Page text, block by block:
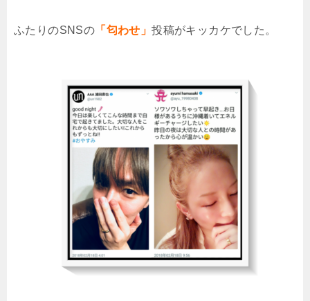
ふたりのSNSの 「匂わせ」投稿がキッカケでした。